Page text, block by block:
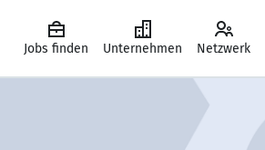
Jobs finden Unternehmen Netzwerk